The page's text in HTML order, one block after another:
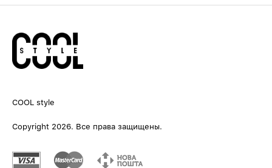
COOL style
Copyright 2026. Все права защищены.